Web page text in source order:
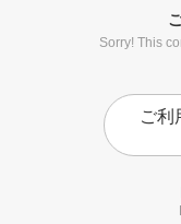
Sorry! This
ご利